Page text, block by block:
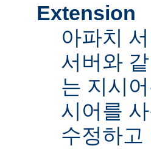
Extension
아파치
서버와
는 지시
시어를
수정하고